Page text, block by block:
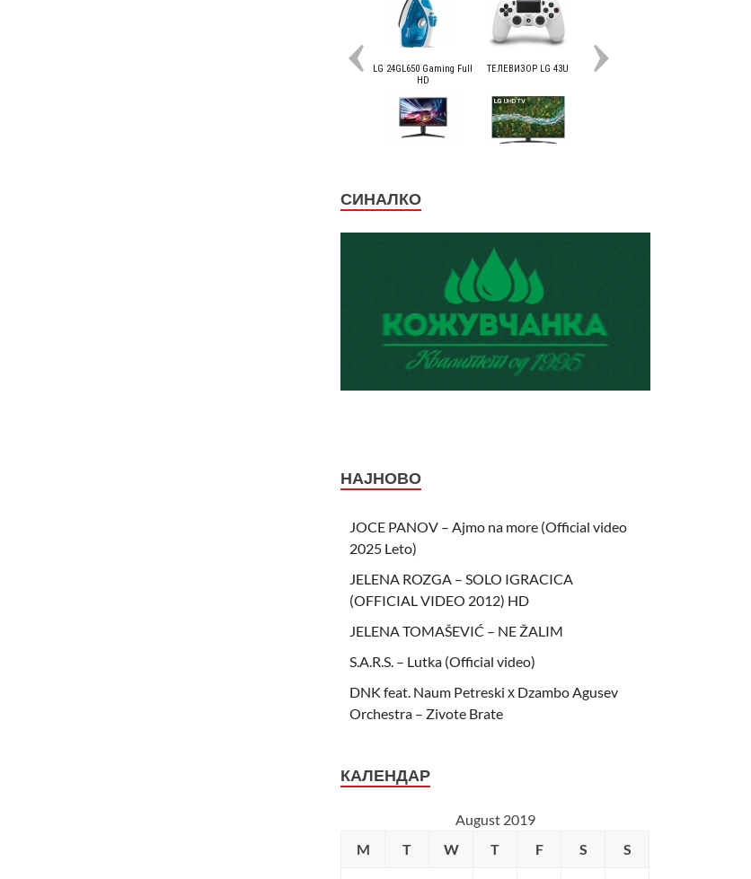
СИНАЛКО
НАЈНОВО
JOCE PANOV – Ajmo na more (Official video
2025 Leto)
JELENA ROZGA – SOLO IGRACICA
(OFFICIAL VIDEO 2012) HD
JELENA TOMAŠEVIĆ – NE ŽALIM
S.A.R.S. – Lutka (Official video)
DNK feat. Naum Petreski х Dzambo Agusev
Orchestra – Zivote Brate
КАЛЕНДАР
August 2019
M
T W T F S S